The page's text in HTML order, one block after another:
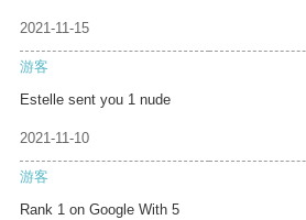
2021-11-15
游客
Estelle sent you 1 nude
2021-11-10
游客
Rank 1 on Google With 5